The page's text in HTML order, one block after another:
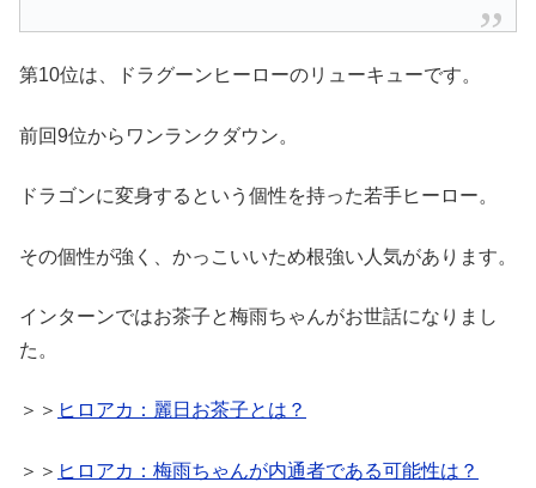
第10位は、ドラグーンヒーローのリューキューです。
前回9位からワンランクダウン。
ドラゴンに変身するという個性を持った若手ヒーロー。
その個性が強く、かっこいいため根強い人気があります。
インターンではお茶子と梅雨ちゃんがお世話になりまし
た。
＞＞ ヒロアカ：麗日お茶子とは？
＞＞ ヒロアカ：梅雨ちゃんが内通者である可能性は？